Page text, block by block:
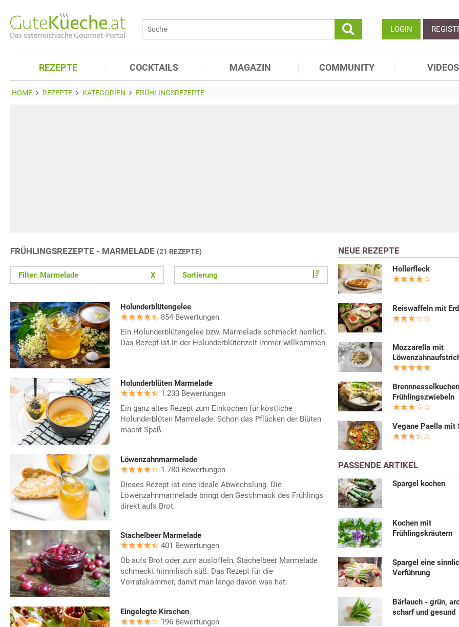
LOGIN
REZEPTE COCKTAILS MAGAZIN COMMUNITY VIDEOS
HOME REZEPTE KATEGORIEN FRÜHLINGSREZEPTE
FRÜHLINGSREZEPTE - MARMELADE (21 REZEPTE)
Filter: Marmelade X Sortierung
Holunderblütengelee
854 Bewertungen
Ein Holunderblütengelee bzw. Marmelade schmeckt herrlich.
Das Rezept ist in der Holunderblütenzeit immer willkommen.
Holunderblüten Marmelade
1.233 Bewertungen
Ein ganz altes Rezept zum Einkochen für köstliche
Holunderblüten Marmelade. Schon das Pflücken der Blüten
macht Spaß.
Löwenzahnmarmelade
1.780 Bewertungen
Dieses Rezept ist eine ideale Abwechslung. Die
Löwenzahnmarmelade bringt den Geschmack des Frühlings
direkt aufs Brot.
Stachelbeer Marmelade
401 Bewertungen
Ob aufs Brot oder zum auslöffeln, Stachelbeer Marmelade
schmeckt himmlisch süß. Das Rezept für die
Vorratskammer, damit man lange davon was hat.
Eingelegte Kirschen
196 Bewertungen
NEUE REZEPTE
Hollerfleck
Reiswaffeln mit
Mozzarella mit
Frühlingszwiebeln
Vegane Paella mit
PASSENDE ARTIKEL
Spargel kochen
Kochen mit
Frühlingskräutern
Spargel eine
Verführung
Bärlauch - grün,
scharf und gesund